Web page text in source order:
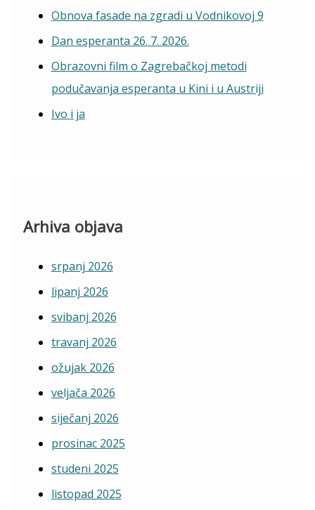
Obnova fasade na zgradi u Vodnikovoj 9
Dan esperanta 26. 7. 2026.
Obrazovni film o Zagrebačkoj metodi
podučavanja esperanta u Kini i u Austriji
Ivo i ja
Arhiva objava
srpanj 2026
lipanj 2026
svibanj 2026
travanj 2026
ožujak 2026
veljača 2026
siječanj 2026
prosinac 2025
studeni 2025
listopad 2025